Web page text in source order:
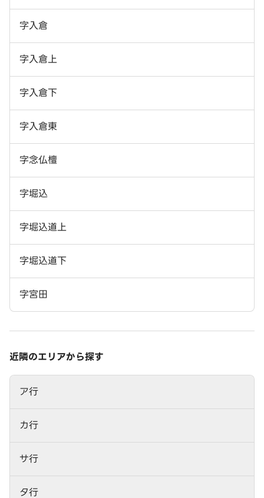
字入倉
字入倉上
字入倉下
字入倉東
字念仏檀
字堀込
字堀込道上
字堀込道下
字宮田
近隣のエリアから探す
ア行
カ行
サ行
タ行